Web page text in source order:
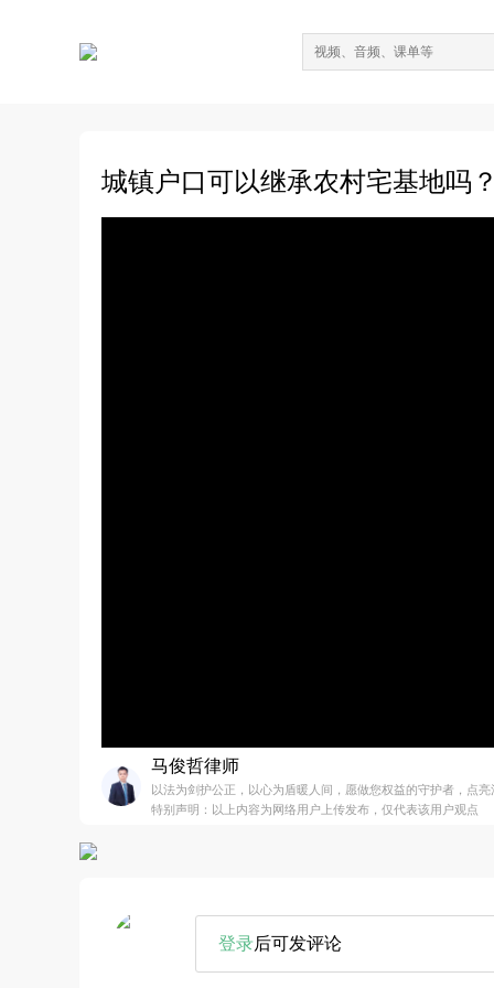
城镇户口可以继承农村宅基地吗？
马俊哲律师
以法为剑护公正，以心为盾暖人间，愿做您权益的守护者，点亮
特别声明：以上内容为网络用户上传发布，仅代表该用户观点
登录后可发评论